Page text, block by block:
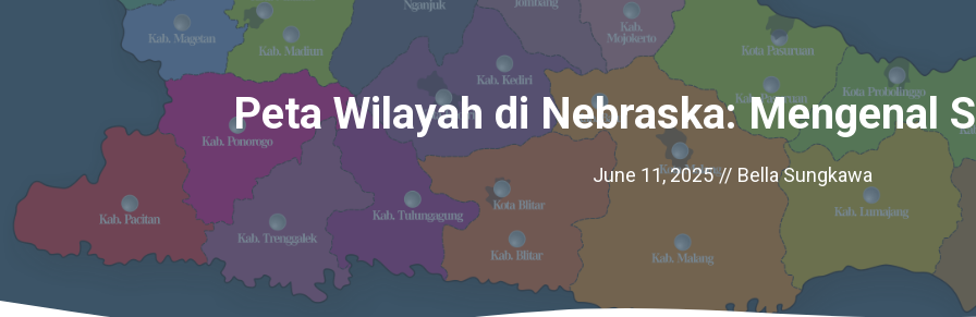
Peta Wilayah di Nebraska: Mengenal
June 11, 2025 // Bella Sungkawa